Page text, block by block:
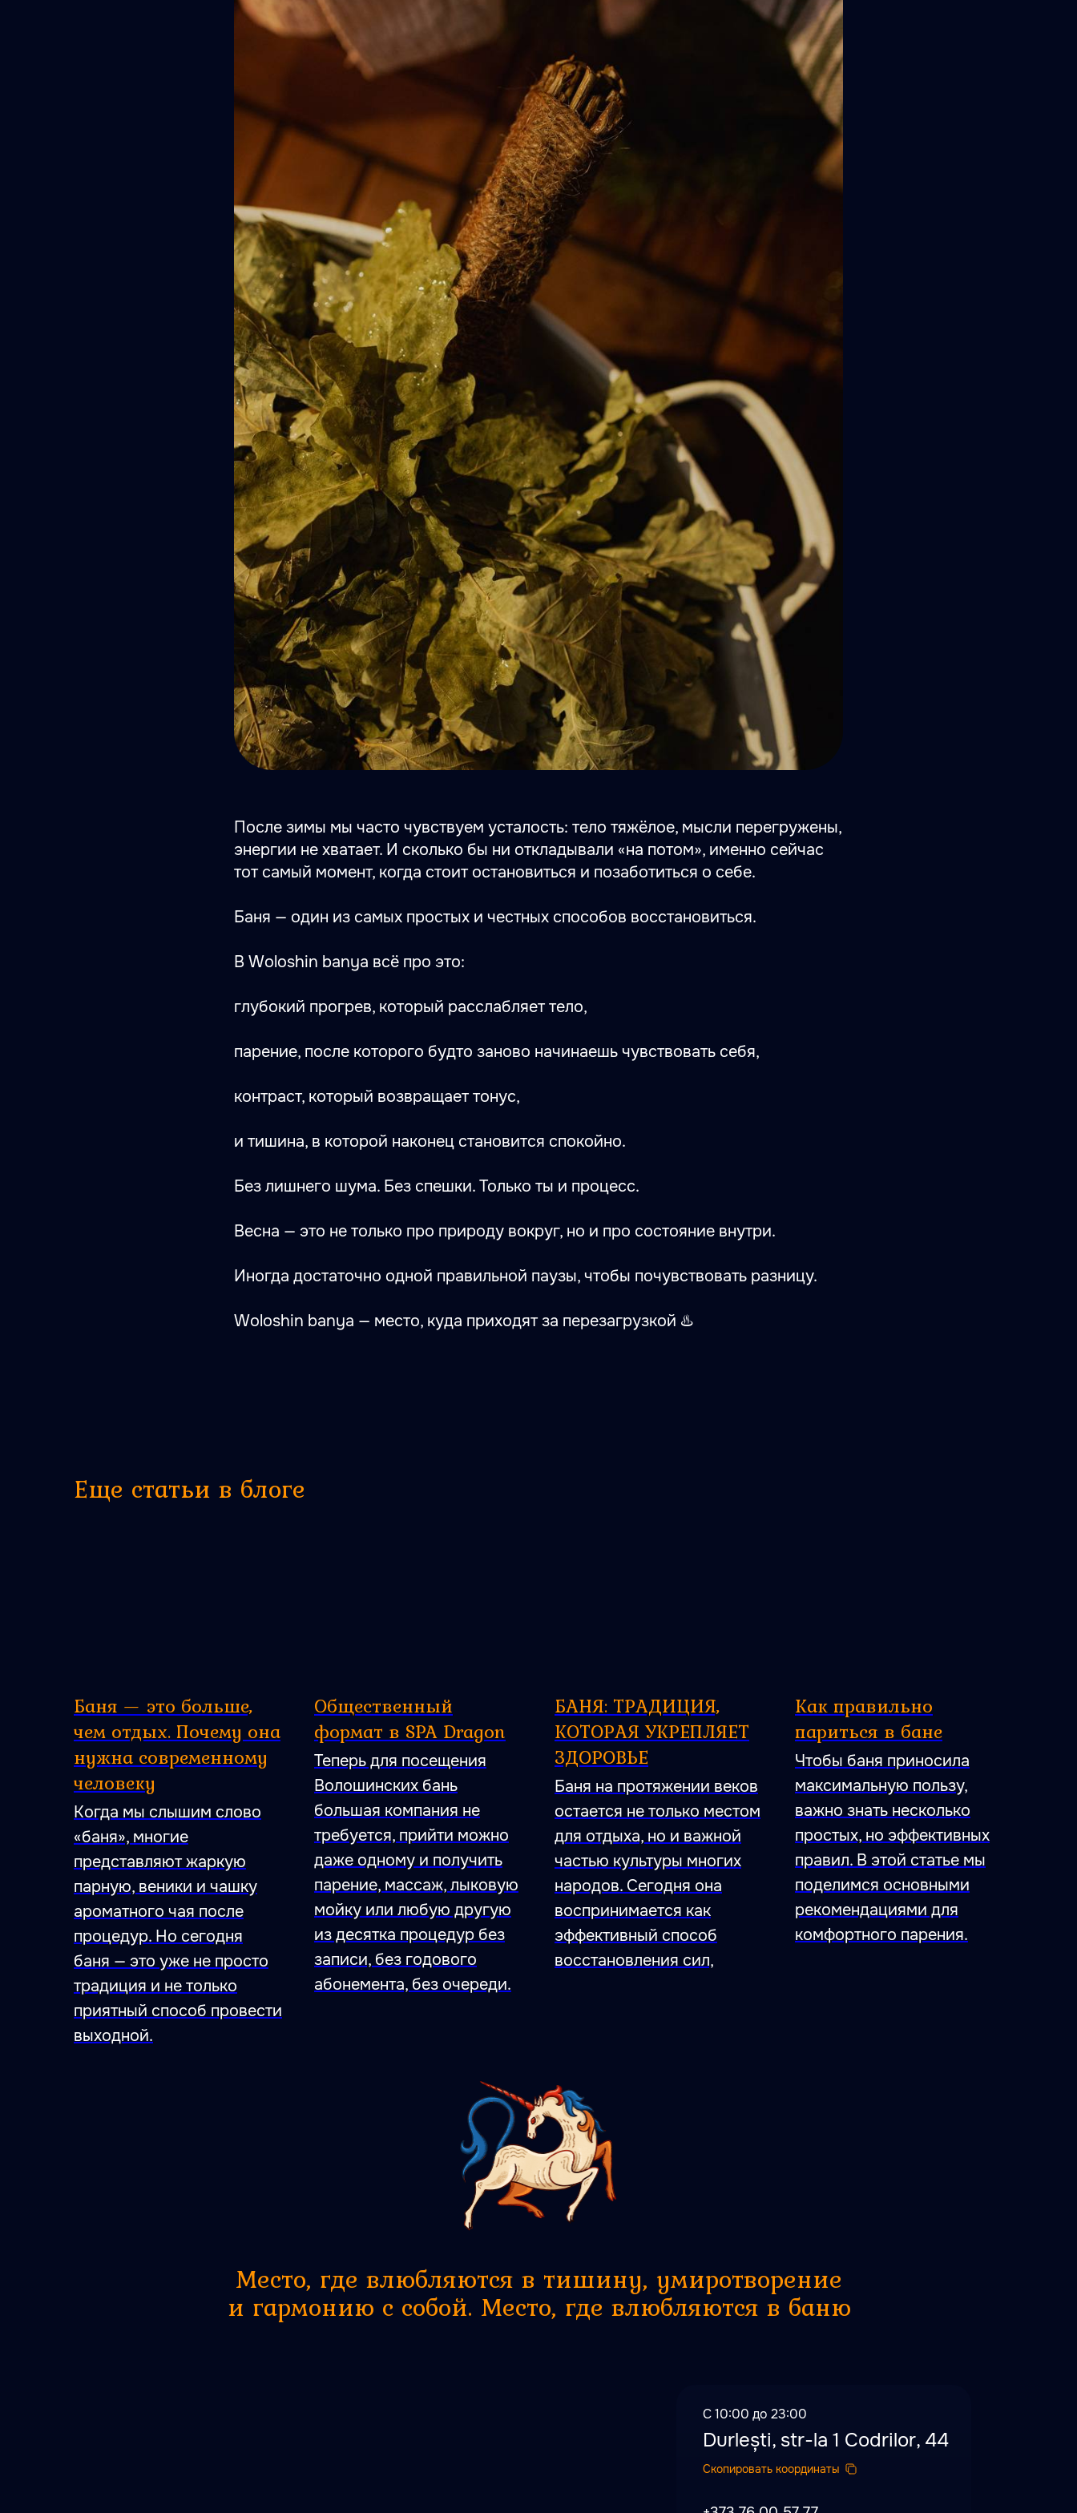
После зимы мы часто чувствуем усталость: тело тяжёлое, мысли перегружены,
энергии не хватает. И сколько бы ни откладывали «на потом», именно сейчас
тот самый момент, когда стоит остановиться и позаботиться о себе.
Баня — один из самых простых и честных способов восстановиться.
В Woloshin banya всё про это:
глубокий прогрев, который расслабляет тело,
парение, после которого будто заново начинаешь чувствовать себя,
контраст, который возвращает тонус,
и тишина, в которой наконец становится спокойно.
Без лишнего шума. Без спешки. Только ты и процесс.
Весна — это не только про природу вокруг, но и про состояние внутри.
Иногда достаточно одной правильной паузы, чтобы почувствовать разницу.
Woloshin banya — место, куда приходят за перезагрузкой ♨️
Еще статьи в блоге
Баня — это больше,
чем отдых. Почему она
нужна современному
человеку
Когда мы слышим слово
«баня», многие
представляют жаркую
парную, веники и чашку
ароматного чая после
процедур. Но сегодня
баня — это уже не просто
традиция и не только
приятный способ провести
выходной.
Общественный
формат в SPA Dragon
Теперь для посещения
Волошинских бань
большая компания не
требуется, прийти можно
даже одному и получить
парение, массаж, лыковую
мойку или любую другую
из десятка процедур без
записи, без годового
абонемента, без очереди.
БАНЯ: ТРАДИЦИЯ,
КОТОРАЯ УКРЕПЛЯЕТ
ЗДОРОВЬЕ
Баня на протяжении веков
остается не только местом
для отдыха, но и важной
частью культуры многих
народов. Сегодня она
воспринимается как
эффективный способ
восстановления сил,
Как правильно
париться в бане
Чтобы баня приносила
максимальную пользу,
важно знать несколько
простых, но эффективных
правил. В этой статье мы
поделимся основными
рекомендациями для
комфортного парения.
Место, где влюбляются в тишину, умиротворение
и гармонию с собой. Место, где влюбляются в баню
47.026806 28.744917
С 10:00 до 23:00
Durlești, str-la 1 Сodrilor, 44
Скопировать координаты